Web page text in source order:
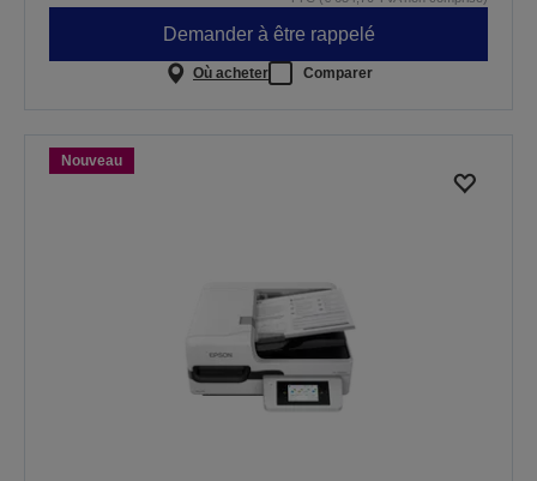
Demander à être rappelé
Où acheter Comparer
Nouveau